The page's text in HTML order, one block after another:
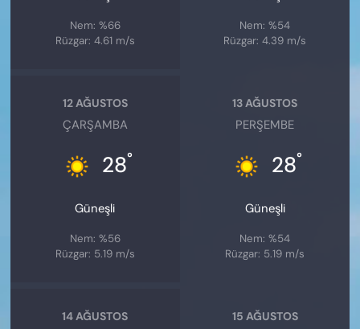
Nem: %66
Rüzgar: 4.61 m/s
Nem: %54
Rüzgar: 4.39 m/s
12 AĞUSTOS
ÇARŞAMBA
28°
Güneşli
Nem: %56
Rüzgar: 5.19 m/s
13 AĞUSTOS
PERŞEMBE
28°
Güneşli
Nem: %54
Rüzgar: 5.19 m/s
14 AĞUSTOS 15 AĞUSTOS